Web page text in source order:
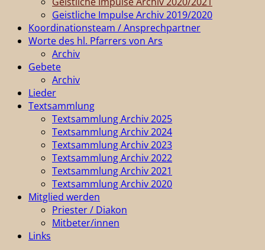
Geistliche Impulse Archiv 2019/2020
Koordinationsteam / Ansprechpartner
Worte des hl. Pfarrers von Ars
Archiv
Gebete
Archiv
Lieder
Textsammlung
Textsammlung Archiv 2025
Textsammlung Archiv 2024
Textsammlung Archiv 2023
Textsammlung Archiv 2022
Textsammlung Archiv 2021
Textsammlung Archiv 2020
Mitglied werden
Priester / Diakon
Mitbeter/innen
Links